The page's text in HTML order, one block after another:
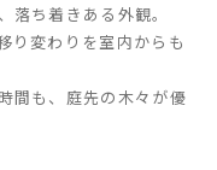
ち着きある外観。
り変わりを室内からも
間も、庭先の木々が優